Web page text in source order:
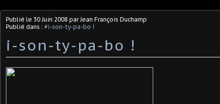
Publié le 30 Juin 2008 par Jean François Duchamp
Publié dans : #i-son-ty-pa-bo !
i-son-ty-pa-bo !